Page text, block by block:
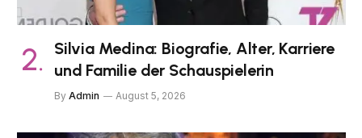
Silvia Medina: Biografie, Alter, Karriere
und Familie der Schauspielerin
By Admin August 5, 2026